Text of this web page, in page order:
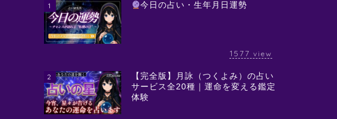
1 今日の占い・生年月日運勢
1577 view
2
【完全版】月詠（つくよみ）の占い
サービス全20種｜運命を変える鑑定
体験